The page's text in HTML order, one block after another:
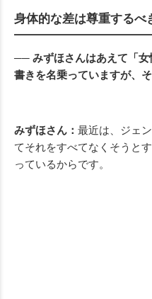
身体的な差は尊重するべ
── みずほさんはあえて「女
書きを名乗っていますが、
みずほさん： 最近は、ジェ
てそれをすべてなくそうと
っているからです。